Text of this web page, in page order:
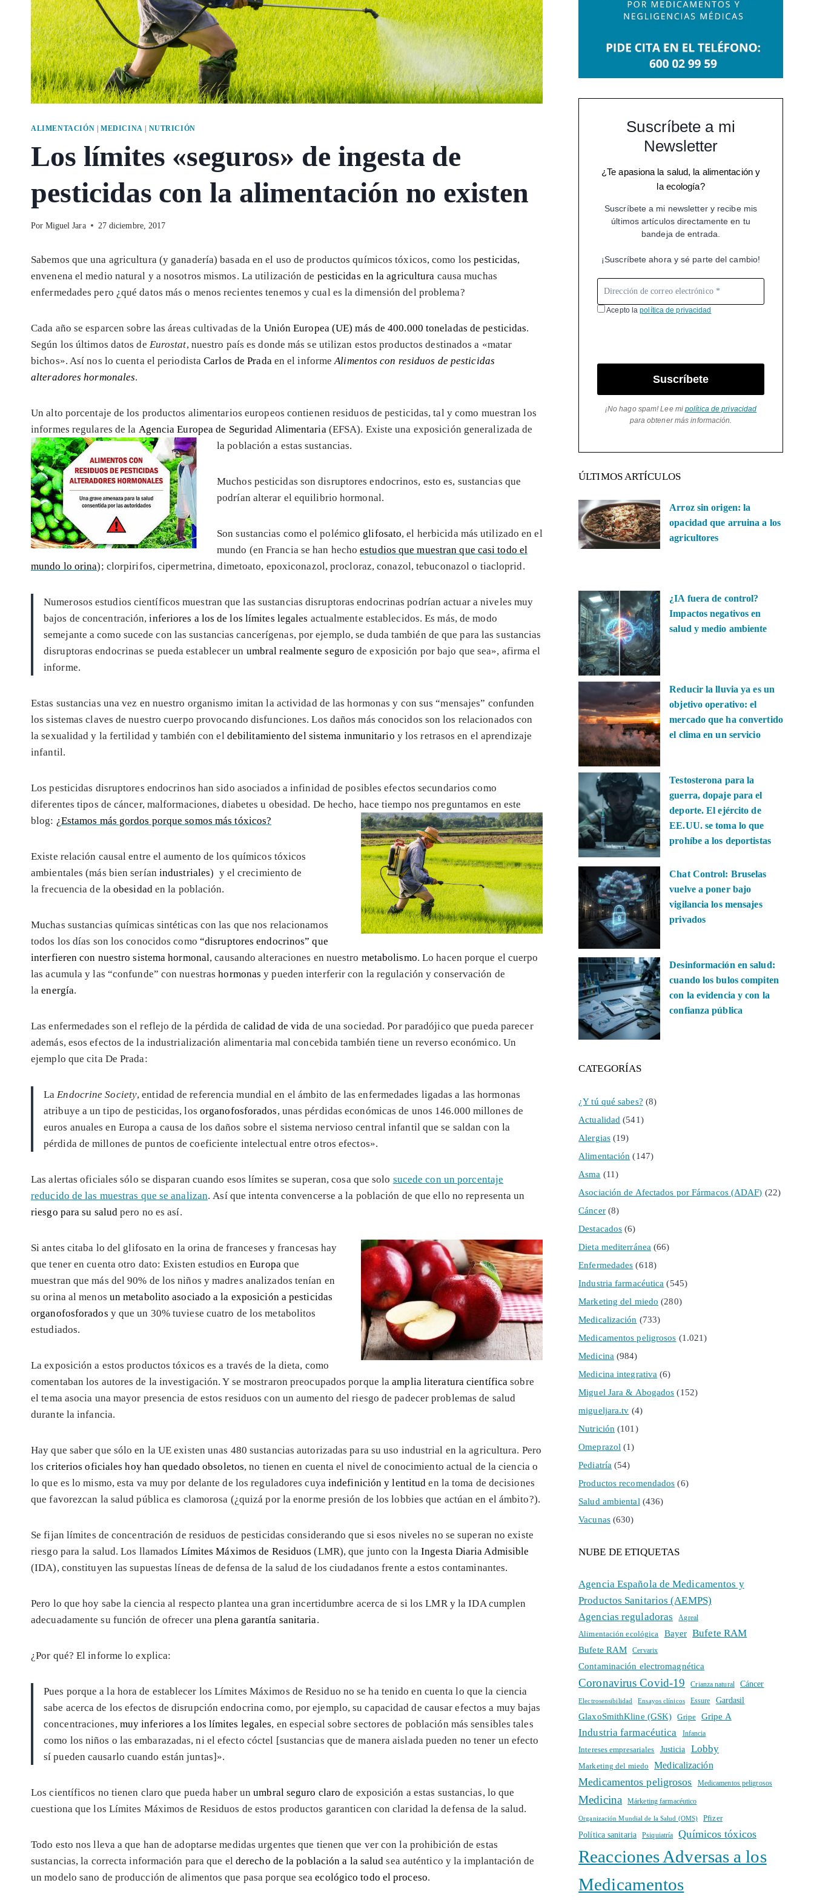
ALIMENTACIÓN MEDICINA NUTRICIÓN
Los límites «seguros» de ingesta de
pesticidas con la alimentación no existen
Por Miguel Jara 27 diciembre, 2017
Sabemos que una agricultura (y ganadería) basada en el uso de productos químicos tóxicos, como lospesticidas,
envenena el medio natural y a nosotros mismos. La utilización de pesticidas en la agricultura causa muchas
enfermedades pero ¿qué datos más o menos recientes tenemos y cual es la dimensión del problema?
Cada año se esparcen sobre las áreas cultivadas de la Unión Europea (UE) más de 400.000 toneladas de pesticidas.
Según los últimos datos de Eurostat, nuestro país es donde más se utilizan estos productos destinados a «matar
bichos». Así nos lo cuenta el periodistaCarlos de Pradaen el informeAlimentos con residuos de pesticidas
alteradores hormonales.
Un alto porcentaje de los productos alimentarios europeos contienen residuos de pesticidas, tal y como muestran los
informes regulares de la Agencia Europea de Seguridad Alimentaria(EFSA). Existe una exposición generalizada de
la población a estas sustancias.
Muchos pesticidas son disruptores endocrinos, esto es, sustancias que
podrían alterar el equilibrio hormonal.
Son sustancias como el polémico glifosato, el herbicida más utilizado en el
mundo (en Francia se han hechoestudios que muestran que casi todo el
mundo lo orina); clorpirifos, cipermetrina, dimetoato, epoxiconazol, procloraz, conazol, tebuconazol o tiacloprid.
Numerosos estudios científicos muestran que las sustancias disruptoras endocrinas podrían actuar a niveles muy
bajos de concentración,inferiores a los de los límites legales actualmente establecidos. Es más, de modo
semejante a como sucede con las sustancias cancerígenas, por ejemplo, se duda también de que para las sustancias
disruptoras endocrinas se pueda establecer un umbral realmente seguro de exposición por bajo que sea», afirma el
informe.
Estas sustancias una vez en nuestro organismo imitan la actividad de las hormonas y con sus “mensajes” confunden
los sistemas claves de nuestro cuerpo provocando disfunciones. Los daños más conocidos son los relacionados con
la sexualidad y la fertilidad y también con el debilitamiento del sistema inmunitario y los retrasos en el aprendizaje
infantil.
Los pesticidas disruptores endocrinos han sido asociados a infinidad de posibles efectos secundarios como
diferentes tipos de cáncer, malformaciones, diabetes u obesidad. De hecho, hace tiempo nos preguntamos en este
blog: ¿Estamos más gordos porque somos más tóxicos?
Existe relación causal entre el aumento de los químicos tóxicos
ambientales (más bien serían industriales) y el crecimiento de
la frecuencia de laobesidad en la población.
Muchas sustancias químicas sintéticas con las que nos relacionamos
todos los días son los conocidos como “disruptores endocrinos” que
interfieren con nuestro sistema hormonal, causando alteraciones en nuestro metabolismo. Lo hacen porque el cuerpo
las acumula y las “confunde” con nuestrashormonas y pueden interferir con la regulación y conservación de
laenergía.
Las enfermedades son el reflejo de la pérdida de calidad de vida de una sociedad. Por paradójico que pueda parecer
además, esos efectos de la industrialización alimentaria mal concebida también tiene un reverso económico. Un
ejemplo que cita De Prada:
LaEndocrine Society, entidad de referencia mundial en el ámbito de las enfermedades ligadas a las hormonas
atribuye a un tipo de pesticidas, los organofosforados, unas pérdidas económicas de unos 146.000 millones de
euros anuales en Europa a causa de los daños sobre el sistema nervioso central infantil que se saldan con la
pérdida de millones de puntos de coeficiente intelectual entre otros efectos».
Las alertas oficiales sólo se disparan cuando esos límites se superan, cosa que solo sucede con un porcentaje
reducido de las muestras que se analizan. Así que intenta convencerse a la población de que ello no representa un
riesgo para su salud pero no es así.
Si antes citaba lo del glifosato en la orina de franceses y francesas hay
que tener en cuenta otro dato: Existen estudios enEuropaque
muestran que más del 90% de los niños y madres analizados tenían en
su orina al menos un metabolito asociado a la exposición a pesticidas
organofosforados y que un 30% tuviese cuatro de los metabolitos
estudiados.
La exposición a estos productos tóxicos es a través de la dieta, como
comentaban los autores de la investigación. Y se mostraron preocupados porque laamplia literatura científica sobre
el tema asocia una mayor presencia de estos residuos con un aumento del riesgo de padecer problemas de salud
durante la infancia.
Hay que saber que sólo en la UE existen unas 480 sustancias autorizadas para su uso industrial en la agricultura. Pero
loscriterios oficiales hoy han quedado obsoletos, no tienen en cuenta el nivel de conocimiento actual de la ciencia o
lo que es lo mismo, esta va muy por delante de los reguladores cuya indefinición y lentitud en la toma de decisiones
que favorezcan la salud pública es clamorosa (¿quizá por la enorme presión de los lobbies que actúan en el ámbito?).
Se fijan límites de concentración de residuos de pesticidas considerando que si esos niveles no se superan no existe
riesgo para la salud. Los llamados Límites Máximos de Residuos (LMR), que junto con la Ingesta Diaria Admisible
(IDA), constituyen las supuestas líneas de defensa de la salud de los ciudadanos frente a estos contaminantes.
Pero lo que hoy sabe la ciencia al respecto plantea una gran incertidumbre acerca de si los LMR y la IDA cumplen
adecuadamente su función de ofrecer unaplena garantía sanitaria.
¿Por qué? El informe lo explica:
Pues porque a la hora de establecer los Límites Máximos de Residuo no se ha tenido en cuenta lo que la ciencia
sabe acerca de los efectos de disrupción endocrina como, por ejemplo, su capacidad de causar efectos a muy bajas
concentraciones, muy inferiores a los límites legales, en especial sobre sectores de población más sensibles tales
como los niños o las embarazadas, ni el efecto cóctel [sustancias que de manera aislada pueden no tener un efecto
sí pueden causarlo cuando están juntas]».
Los científicos no tienen claro que pueda haber unumbral seguro claro de exposición a estas sustancias, lo que
cuestiona que los Límites Máximos de Residuos de estos productos garanticen con claridad la defensa de la salud.
Todo esto nos lleva a que han de adoptarse medidas urgentes que tienen que ver con la prohibición de estas
sustancias, la correcta información para que el derecho de la población a la salud sea auténtico y la implantación de
un modelo sano de producción de alimentos que pasa porque seaecológico todo el proceso.
Suscríbete a mi
Newsletter
¿Te apasiona la salud, la alimentación y
la ecología?
Suscríbete a mi newsletter y recibe mis
últimos artículos directamente en tu
bandeja de entrada.
¡Suscríbete ahora y sé parte del cambio!
Acepto lapolítica de privacidad
Suscríbete
¡No hago spam! Lee mipolítica de privacidad
para obtener más información.
ÚLTIMOS ARTÍCULOS
Arroz sin origen: la
opacidad que arruina a los
agricultores
¿IA fuera de control?
Impactos negativos en
salud y medio ambiente
Reducir la lluvia ya es un
objetivo operativo: el
mercado que ha convertido
el clima en un servicio
Testosterona para la
guerra, dopaje para el
deporte. El ejército de
EE.UU. se toma lo que
prohíbe a los deportistas
Chat Control: Bruselas
vuelve a poner bajo
vigilancia los mensajes
privados
Desinformación en salud:
cuando los bulos compiten
con la evidencia y con la
confianza pública
CATEGORÍAS
¿Y tú qué sabes? (8)
Actualidad (541)
Alergias(19)
Alimentación (147)
Asma (11)
Asociación de Afectados por Fármacos (ADAF) (22)
Cáncer(8)
Destacados (6)
Dieta mediterránea (66)
Enfermedades (618)
Industria farmacéutica (545)
Marketing del miedo (280)
Medicalización (733)
Medicamentos peligrosos (1.021)
Medicina (984)
Medicina integrativa (6)
Miguel Jara & Abogados (152)
migueljara.tv (4)
Nutrición (101)
Omeprazol (1)
Pediatría (54)
Productos recomendados (6)
Salud ambiental (436)
Vacunas(630)
NUBE DE ETIQUETAS
Agencia Española de Medicamentos y
Productos Sanitarios (AEMPS)
Agencias reguladoras
Agreal
Alimentación ecológica Bayer Bufete RAM
Bufete RAM Cervarix
Contaminación electromagnética
Coronavirus Covid-19 Crianza natural Cáncer
Electrosensibilidad Ensayos clínicos Essure Gardasil
GlaxoSmithKline (GSK) Gripe Gripe A
Industria farmacéutica Infancia
Intereses empresariales Justicia Lobby
Marketing del miedo Medicalización
Medicamentos peligrosos Medicamentos peligrosos
Medicina Márketing farmacéutico
Organización Mundial de la Salud (OMS) Pfizer
Política sanitaria Psiquiatría Químicos tóxicos
Reacciones Adversas a los
Medicamentos